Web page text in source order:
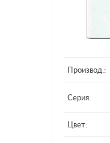
Производ.:
Серия:
Цвет: